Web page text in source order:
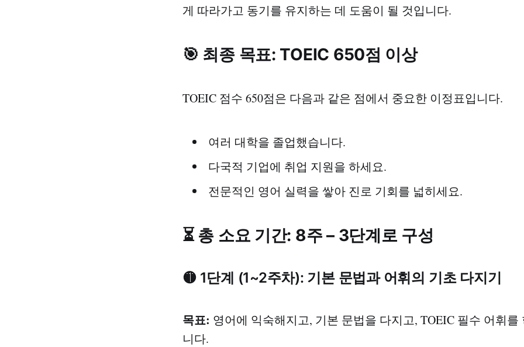
게 따라가고 동기를 유지하는 데 도움이 될 것입니다.
🎯 최종 목표: TOEIC 650점 이상
TOEIC 점수 650점은 다음과 같은 점에서 중요한 이정표입니다.
여러 대학을 졸업했습니다.
다국적 기업에 취업 지원을 하세요.
전문적인 영어 실력을 쌓아 진로 기회를 넓히세요.
⏳ 총 소요 기간: 8주 – 3단계로 구성
🟡 1단계 (1~2주차): 기본 문법과 어휘의 기초 다지기
목표: 영어에 익숙해지고, 기본 문법을 다지고, TOEIC 필수 어휘를
니다.